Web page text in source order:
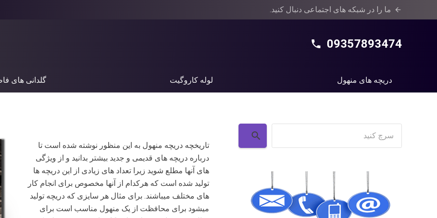
arrow_back ما را در شبکه های اجتماعی دنبال کنید.
09357893474
phone
دریچه های منهول لوله کاروگیت گلدانی های
تاریخچه دریچه منهول به این منظور نوشته شده است تا
درباره دریچه های قدیمی و جدید بیشتر بدانید و از ویژگی
های آنها مطلع شوید زیرا تعداد های زیادی از این دریچه ها
تولید شده است که هرکدام از آنها مخصوص برای انجام کار
های مختلف میباشند. برای مثال هر سایزی که دریچه تولید
میشود برای محافظت از یک منهول مناسب است برای